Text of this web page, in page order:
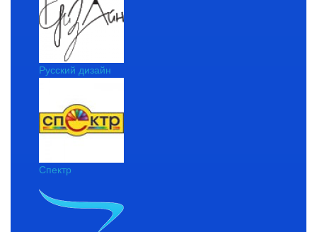
Русский дизайн
Спектр